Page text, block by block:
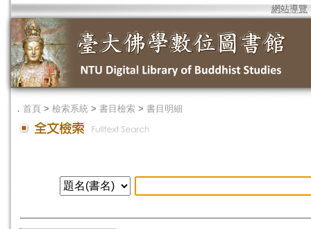
網站導覽
． 首頁 > 檢索系統 > 書目檢索 > 書目明細